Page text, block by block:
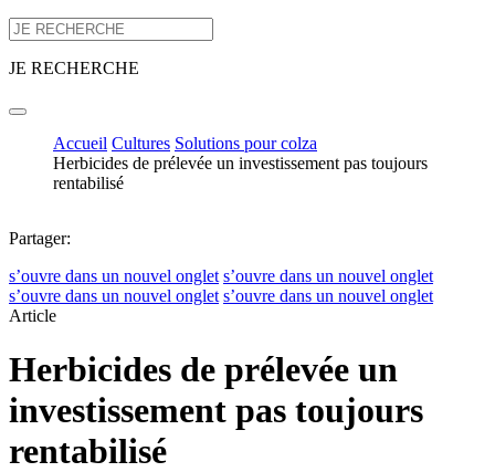
JE RECHERCHE
Accueil Cultures Solutions pour colza
Herbicides de prélevée un investissement pas toujours
rentabilisé
Partager:
s’ouvre dans un nouvel onglet s’ouvre dans un nouvel onglet
s’ouvre dans un nouvel onglet s’ouvre dans un nouvel onglet
Article
Herbicides de prélevée un
investissement pas toujours
rentabilisé